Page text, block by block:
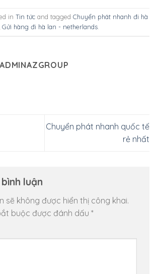
in Tin tứcand tagged Chuyển phát nhanh đi hà
Gửi hàng đi hà lan - netherlands.
ADMINAZGROUP
Chuyển phát nhanh quốc tế
rẻ nhất
luận
sẽ không được hiển thị công khai.
buộc được đánh dấu *